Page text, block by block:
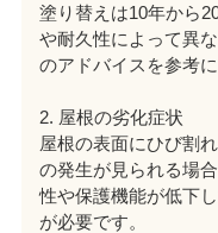
塗り替えは10年から
や耐久性によって異
のアドバイスを参考に
2. 屋根の劣化症状
屋根の表面にひび割
の発生が見られる場
性や保護機能が低下
が必要です。